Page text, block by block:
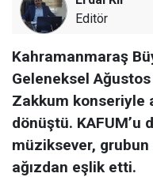
Editör
Kahramanmaraş
Geleneksel
Zakkum konseriyle
dönüştü. KAFUM’u
müziksever, grubun
ağızdan eşlik etti.